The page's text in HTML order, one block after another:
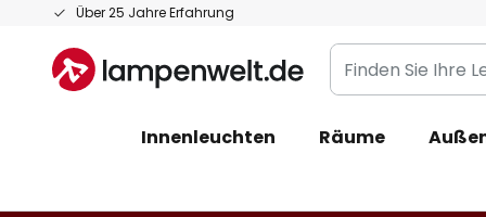
Über 25 Jahre Erfahrung
Zum
springen
Finden
Sie
Leuchte...
Innenleuchten Räume